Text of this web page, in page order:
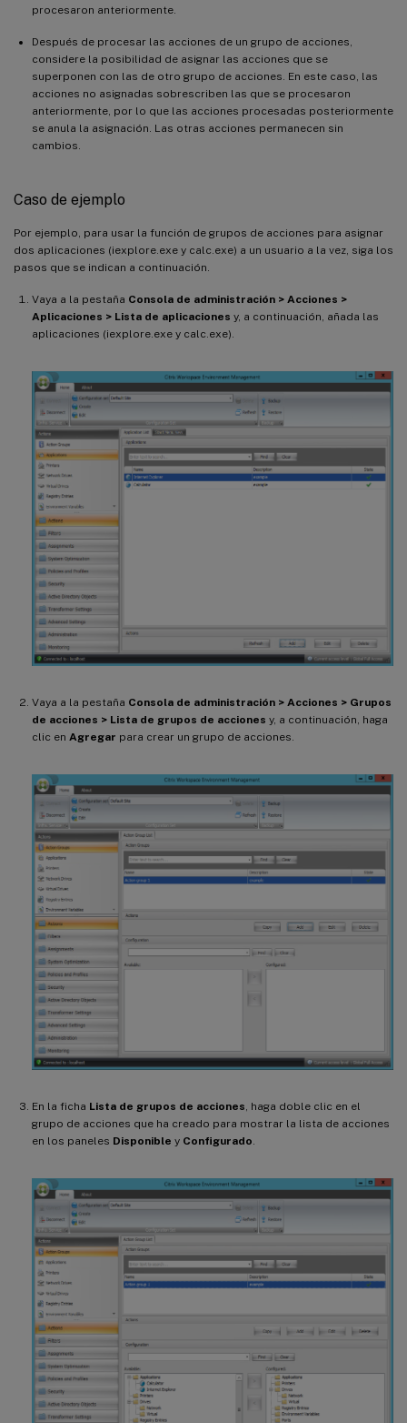
procesaron anteriormente.
Después de procesar las acciones de un grupo de acciones,
considere la posibilidad de asignar las acciones que se
superponen con las de otro grupo de acciones. En este caso, las
acciones no asignadas sobrescriben las que se procesaron
anteriormente, por lo que las acciones procesadas posteriormente
se anula la asignación. Las otras acciones permanecen sin
cambios.
Caso de ejemplo
Por ejemplo, para usar la función de grupos de acciones para asignar
dos aplicaciones (iexplore.exe y calc.exe) a un usuario a la vez, siga los
pasos que se indican a continuación.
Vaya a la pestaña Consola de administración > Acciones >
Aplicaciones > Lista de aplicaciones y, a continuación, añada las
aplicaciones (iexplore.exe y calc.exe).
Vaya a la pestaña Consola de administración > Acciones > Grupos
de acciones > Lista de grupos de acciones y, a continuación, haga
clic en Agregar para crear un grupo de acciones.
En la ficha Lista de grupos de acciones, haga doble clic en el
grupo de acciones que ha creado para mostrar la lista de acciones
en los paneles Disponible y Configurado.